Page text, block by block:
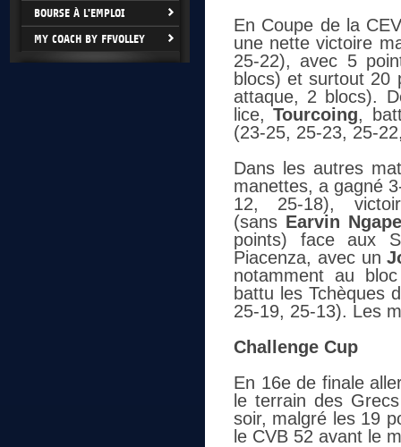
BOURSE À L'EMPLOI
MY COACH BY FFVOLLEY
En Coupe de la
une nette victoire
25-22), avec 5
blocs) et surtout 20
attaque, 2 blocs).
lice,Tourcoing,
(23-25, 25-23, 25-
Dans les autres
manettes, a gagné
12, 25-18),
(sans Earvin
points) face aux
Piacenza, avec un
notamment au
battu les Tchèques
25-19, 25-13). Les
Challenge Cup
En 16e de finale
le terrain des
soir, malgré les 19
le CVB 52 avant le